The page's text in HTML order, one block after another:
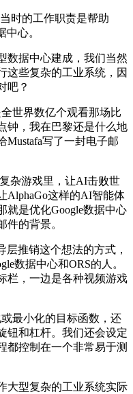
时的工作职责是帮助
心。
据中心建成，我们当然
这些复杂的工业系统，因
吧？
世界数亿个观看那场比
钟，我在巴黎还是什么地
Mustafa写了一封电子邮
杂游戏里，让AI击败世
AlphaGo这样的AI智能体
就是优化Google数据中心
件的背景。
推销这个想法的方式，
数据中心和ORS的人。
栏，一边是各种视频游戏
最小化的目标函数，还
钮和杠杆。我们还会设定
都控制在一个非常易于测
型复杂的工业系统实际